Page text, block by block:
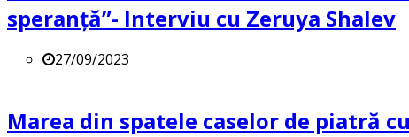
speranță”- Interviu cu Zeruya Shalev
27/09/2023
Marea din spatele caselor de piatră